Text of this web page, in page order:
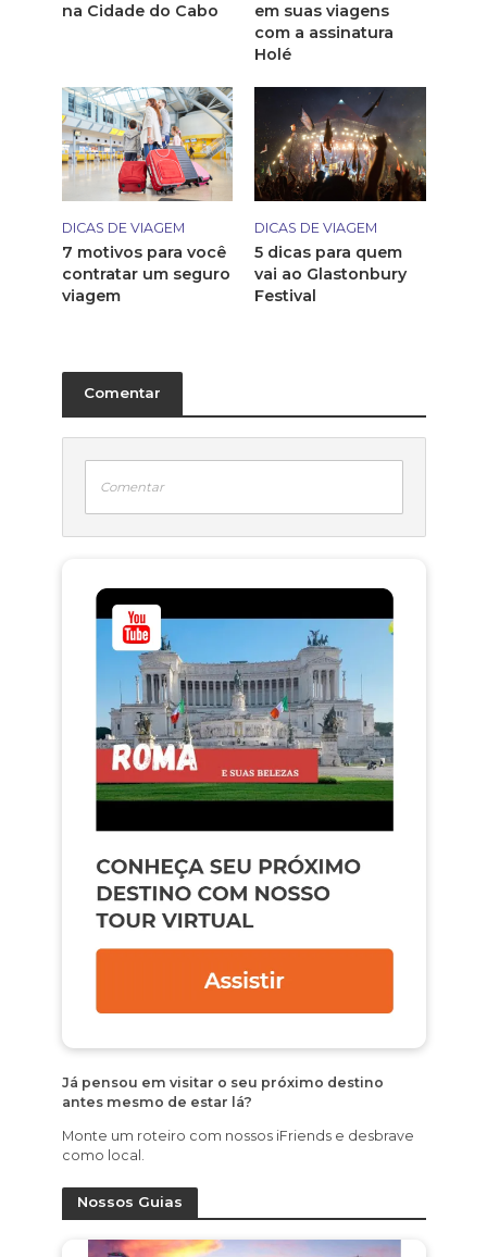
na Cidade do Cabo
em suas viagens
com a assinatura
Holé
DICAS DE VIAGEM
7 motivos para você
contratar um seguro
viagem
DICAS DE VIAGEM
5 dicas para quem
vai ao Glastonbury
Festival
Comentar
Comentar
Já pensou em visitar o seu próximo destino
antes mesmo de estar lá?
Monte um roteiro com nossos iFriends e desbrave
como local.
Nossos Guias